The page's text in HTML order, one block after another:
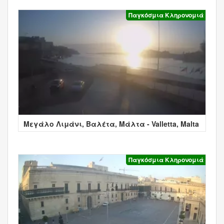
Παγκόσμια Κληρονομιά
Μεγάλο Λιμάνι, Βαλέτα, Μάλτα - Valletta, Malta
Παγκόσμια Κληρονομιά